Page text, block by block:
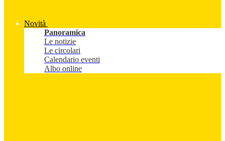
Novità
Panoramica
Le notizie
Le circolari
Calendario eventi
Albo online